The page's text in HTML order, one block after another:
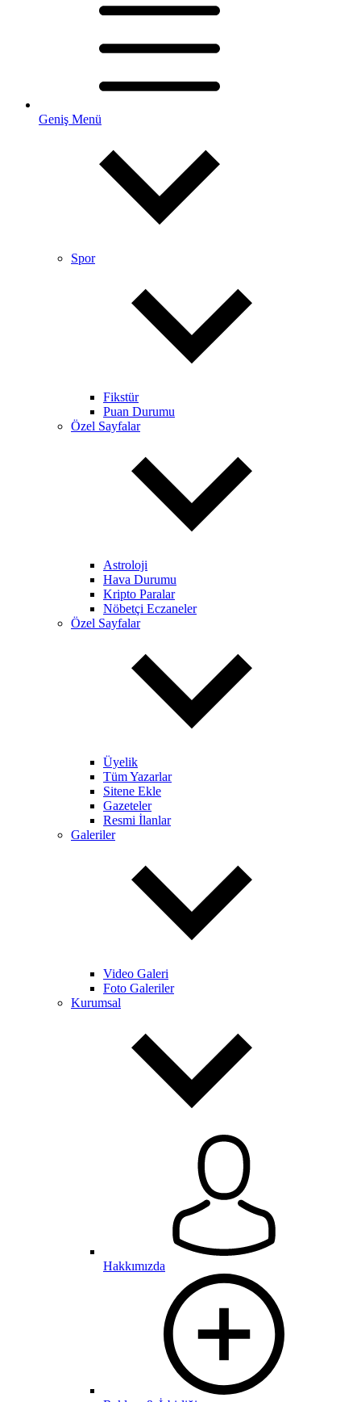
Geniş Menü
Spor
Fikstür
Puan Durumu
Özel Sayfalar
Astroloji
Hava Durumu
Kripto Paralar
Nöbetçi Eczaneler
Özel Sayfalar
Üyelik
Tüm Yazarlar
Sitene Ekle
Gazeteler
Resmi İlanlar
Galeriler
Video Galeri
Foto Galeriler
Kurumsal
Hakkımızda